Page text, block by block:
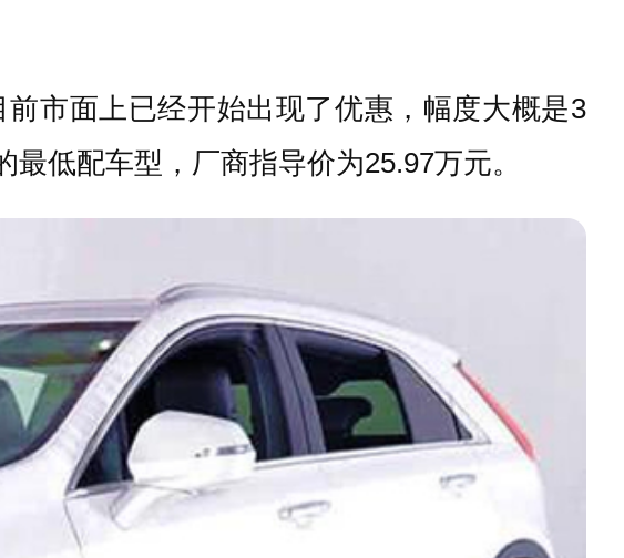
市面上已经开始出现了优惠，幅度大概是3
低配车型，厂商指导价为25.97万元。